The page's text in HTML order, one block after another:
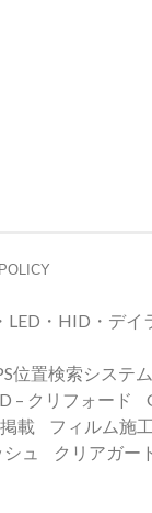
・HID・デイ
位置検索システム
– クリフォード
載 フィルム施工
ュ クリアガー